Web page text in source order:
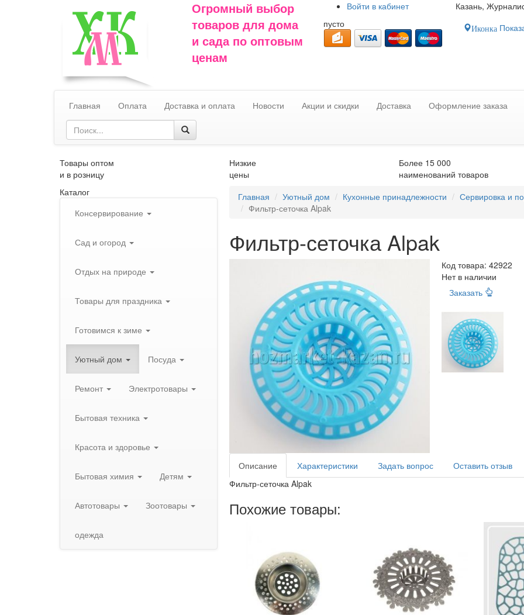
Огромный выбор
товаров для дома
и сада по оптовым
ценам
Войти в кабинет
пусто
Казань,
Иконка
Главная Оплата Доставка и оплата Новости Акции и скидки Доставка Оформление заказа
Товары оптом
и в розницу
Низкие
цены
Более 15 000
наименований товаров
Каталог
Консервирование
Сад и огород
Отдых на природе
Товары для праздника
Готовимся к зиме
Уютный дом Посуда
Ремонт Электротовары
Бытовая техника
Красота и здоровье
Бытовая химия Детям
Автотовары Зоотовары
одежда
Главная Уютный дом Кухонные принадлежности Сервировка и
Фильтр-сеточка Alpak
Фильтр-сеточка Alpak
Код товара: 42922
Нет в наличии
Заказать
Описание Характеристики Задать вопрос
Оставить отзыв
Фильтр-сеточка Alpak
Похожие товары: